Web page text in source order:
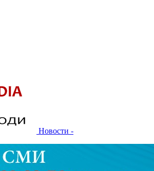
Новости -